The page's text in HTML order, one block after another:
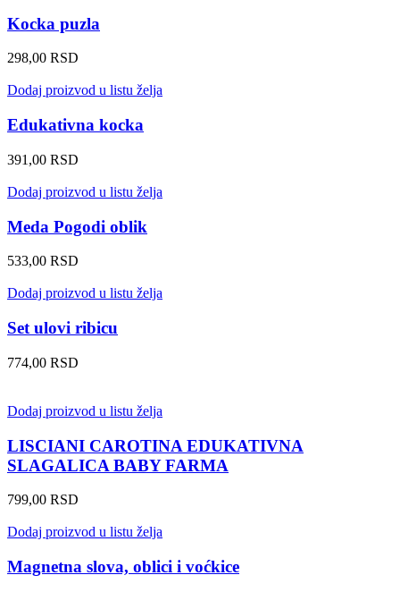
Kocka puzla
298,00 RSD
Dodaj proizvod u listu želja
Edukativna kocka
391,00 RSD
Dodaj proizvod u listu želja
Meda Pogodi oblik
533,00 RSD
Dodaj proizvod u listu želja
Set ulovi ribicu
774,00 RSD
Dodaj proizvod u listu želja
LISCIANI CAROTINA EDUKATIVNA
SLAGALICA BABY FARMA
799,00 RSD
Dodaj proizvod u listu želja
Magnetna slova, oblici i voćkice